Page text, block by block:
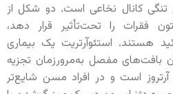
کانال نخاعی است. دو شکل از
فقرات را تحت‌تأثیر قرار دهد،
هستند. استئوآرتریت یک بیماری
بافت‌های مفصل به‌مرورزمان تجزیه
است و در افراد مسن شایع‌تر